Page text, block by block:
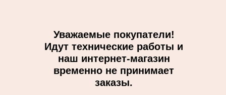
Уважаемые покупатели!
Идут технические работы и
наш интернет-магазин
временно не принимает
заказы.